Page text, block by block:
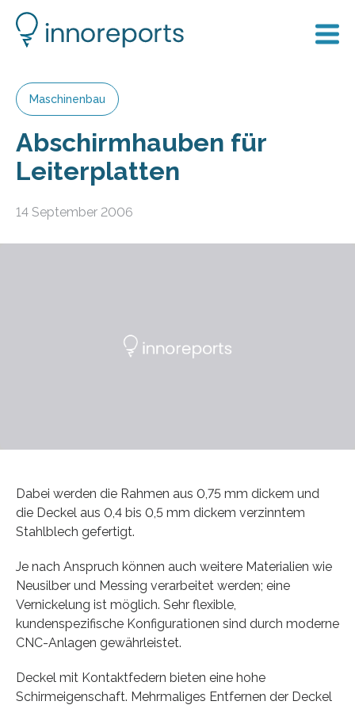
Maschinenbau
Abschirmhauben für
Leiterplatten
14 September 2006
Dabei werden die Rahmen aus 0,75 mm dickem und
die Deckel aus 0,4 bis 0,5 mm dickem verzinntem
Stahlblech gefertigt.
Je nach Anspruch können auch weitere Materialien wie
Neusilber und Messing verarbeitet werden; eine
Vernickelung ist möglich. Sehr flexible,
kundenspezifische Konfigurationen sind durch moderne
CNC-Anlagen gewährleistet.
Deckel mit Kontaktfedern bieten eine hohe
Schirmeigenschaft. Mehrmaliges Entfernen der Deckel